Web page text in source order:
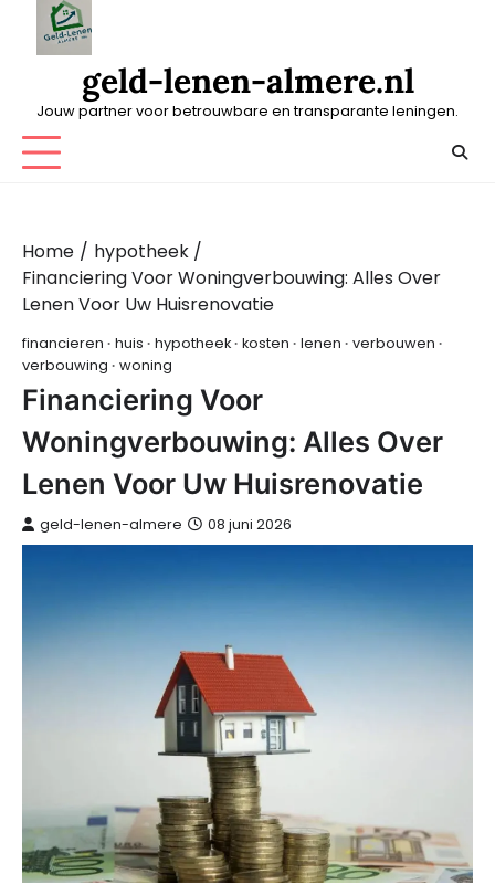
geld-lenen-almere.nl
Jouw partner voor betrouwbare en transparante leningen.
Home
hypotheek
Financiering Voor Woningverbouwing: Alles Over
Lenen Voor Uw Huisrenovatie
financieren huis hypotheek kosten lenen verbouwen
verbouwing woning
Financiering Voor
Woningverbouwing: Alles Over
Lenen Voor Uw Huisrenovatie
geld-lenen-almere 08 juni 2026